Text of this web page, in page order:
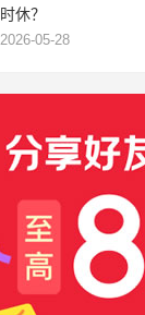
时休？
2026-05-28